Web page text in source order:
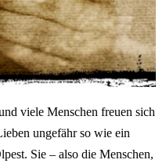
viele Menschen freuen sich
ungefähr so wie ein
Sie – also die Menschen,